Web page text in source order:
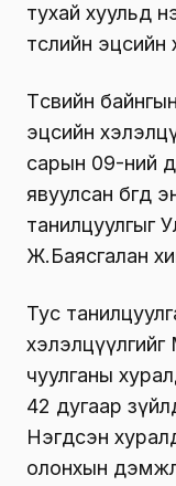
тухай хуульд
төслийн
Төсвийн
эцсийн
сарын 09-ний
явуулсан
танилцуулгыг
Ж.Баясгалан
Тус
чуулганы
42 дугаар
Нэгдсэн
олонхын